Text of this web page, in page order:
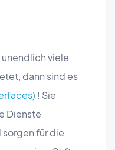
viele
dann sind es
! Sie
Dienste
für die